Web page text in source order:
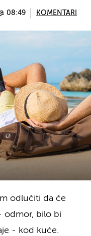
08:49 KOMENTARI
odlučiti da će
odmor, bilo bi
- kod kuće.